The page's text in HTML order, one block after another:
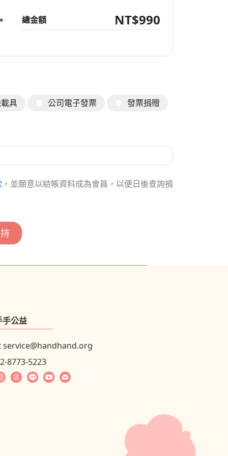
總金額 NT$990
具 公司電子發票 發票捐贈
，並願意以結帳資料成為會員，以便日後查詢捐
手公益
service@handhand.org
8773-5223